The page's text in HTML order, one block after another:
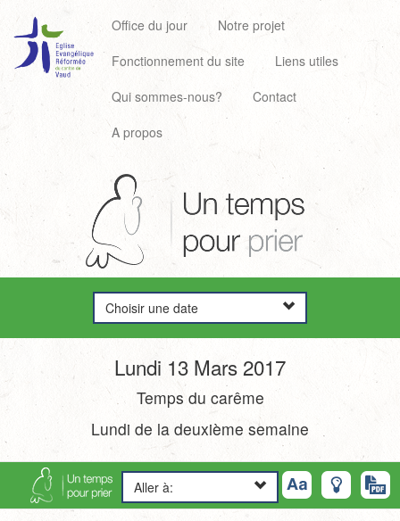
Office du jour
Notre projet
Fonctionnement du site
Liens utiles
Qui sommes-nous?
Contact
A propos
Choisir une date
Lundi 13 Mars 2017
Temps du carême
Lundi de la deuxième semaine
Aller à: